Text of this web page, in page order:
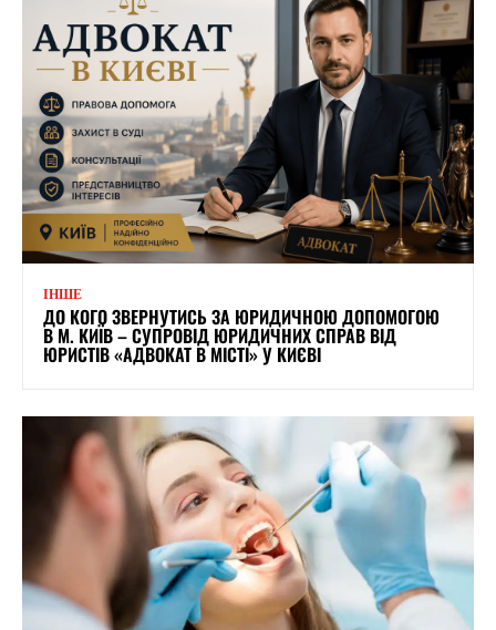
ІНШЕ
ДО КОГО ЗВЕРНУТИСЬ ЗА ЮРИДИЧНОЮ ДОПОМОГОЮ
В М. КИЇВ – СУПРОВІД ЮРИДИЧНИХ СПРАВ ВІД
ЮРИСТІВ «АДВОКАТ В МІСТІ» У КИЄВІ